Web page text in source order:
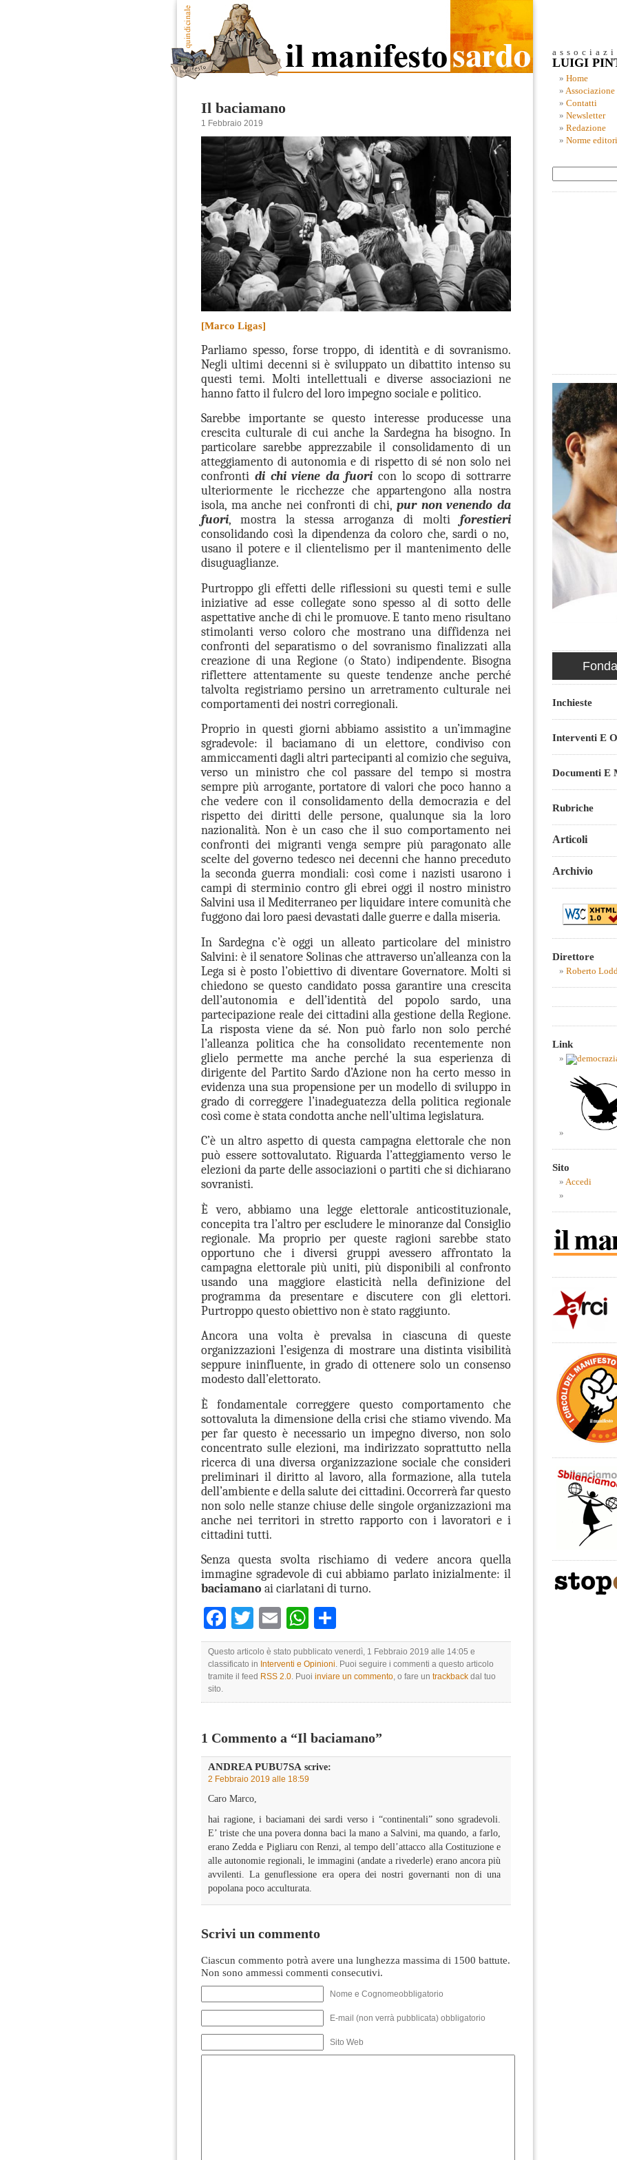
Il baciamano
1 Febbraio 2019
[Marco Ligas]
Parliamo spesso, forse troppo, di identità e di sovranismo.
Negli ultimi decenni si è sviluppato un dibattito intenso su
questi temi. Molti intellettuali e diverse associazioni ne
hanno fatto il fulcro del loro impegno sociale e politico.
Sarebbe importante se questo interesse producesse una
crescita culturale di cui anche la Sardegna ha bisogno. In
particolare sarebbe apprezzabile il consolidamento di un
atteggiamento di autonomia e di rispetto di sé non solo nei
confronti di chi viene da fuori con lo scopo di sottrarre
ulteriormente le ricchezze che appartengono alla nostra
isola, ma anche nei confronti di chi, pur non venendo da
fuori, mostra la stessa arroganza di molti forestieri
consolidando così la dipendenza da coloro che, sardi o no,
usano il potere e il clientelismo per il mantenimento delle
disuguaglianze.
Purtroppo gli effetti delle riflessioni su questi temi e sulle
iniziative ad esse collegate sono spesso al di sotto delle
aspettative anche di chi le promuove. E tanto meno risultano
stimolanti verso coloro che mostrano una diffidenza nei
confronti del separatismo o del sovranismo finalizzati alla
creazione di una Regione (o Stato) indipendente. Bisogna
riflettere attentamente su queste tendenze anche perché
talvolta registriamo persino un arretramento culturale nei
comportamenti dei nostri corregionali.
Proprio in questi giorni abbiamo assistito a un’immagine
sgradevole: il baciamano di un elettore, condiviso con
ammiccamenti dagli altri partecipanti al comizio che seguiva,
verso un ministro che col passare del tempo si mostra
sempre più arrogante, portatore di valori che poco hanno a
che vedere con il consolidamento della democrazia e del
rispetto dei diritti delle persone, qualunque sia la loro
nazionalità. Non è un caso che il suo comportamento nei
confronti dei migranti venga sempre più paragonato alle
scelte del governo tedesco nei decenni che hanno preceduto
la seconda guerra mondiali: così come i nazisti usarono i
campi di sterminio contro gli ebrei oggi il nostro ministro
Salvini usa il Mediterraneo per liquidare intere comunità che
fuggono dai loro paesi devastati dalle guerre e dalla miseria.
In Sardegna c’è oggi un alleato particolare del ministro
Salvini: è il senatore Solinas che attraverso un’alleanza con la
Lega si è posto l’obiettivo di diventare Governatore. Molti si
chiedono se questo candidato possa garantire una crescita
dell’autonomia e dell’identità del popolo sardo, una
partecipazione reale dei cittadini alla gestione della Regione.
La risposta viene da sé. Non può farlo non solo perché
l’alleanza politica che ha consolidato recentemente non
glielo permette ma anche perché la sua esperienza di
dirigente del Partito Sardo d’Azione non ha certo messo in
evidenza una sua propensione per un modello di sviluppo in
grado di correggere l’inadeguatezza della politica regionale
così come è stata condotta anche nell’ultima legislatura.
C’è un altro aspetto di questa campagna elettorale che non
può essere sottovalutato. Riguarda l’atteggiamento verso le
elezioni da parte delle associazioni o partiti che si dichiarano
sovranisti.
È vero, abbiamo una legge elettorale anticostituzionale,
concepita tra l’altro per escludere le minoranze dal Consiglio
regionale. Ma proprio per queste ragioni sarebbe stato
opportuno che i diversi gruppi avessero affrontato la
campagna elettorale più uniti, più disponibili al confronto
usando una maggiore elasticità nella definizione del
programma da presentare e discutere con gli elettori.
Purtroppo questo obiettivo non è stato raggiunto.
Ancora una volta è prevalsa in ciascuna di queste
organizzazioni l’esigenza di mostrare una distinta visibilità
seppure ininfluente, in grado di ottenere solo un consenso
modesto dall’elettorato.
È fondamentale correggere questo comportamento che
sottovaluta la dimensione della crisi che stiamo vivendo. Ma
per far questo è necessario un impegno diverso, non solo
concentrato sulle elezioni, ma indirizzato soprattutto nella
ricerca di una diversa organizzazione sociale che consideri
preliminari il diritto al lavoro, alla formazione, alla tutela
dell’ambiente e della salute dei cittadini. Occorrerà far questo
non solo nelle stanze chiuse delle singole organizzazioni ma
anche nei territori in stretto rapporto con i lavoratori e i
cittadini tutti.
Senza questa svolta rischiamo di vedere ancora quella
immagine sgradevole di cui abbiamo parlato inizialmente: il
baciamano ai ciarlatani di turno.
Facebook
TwitterEmailWhatsApp
Questo articolo è stato pubblicato venerdì, 1 Febbraio 2019 alle 14:05 e
classificato in Interventi e Opinioni. Puoi seguire i commenti a questo articolo
tramite il feed RSS 2.0. Puoi inviare un commento, o fare un trackback dal tuo
sito.
1 Commento a “Il baciamano”
ANDREA PUBU7SA scrive:
2 Febbraio 2019 alle 18:59
Caro Marco,
hai ragione, i baciamani dei sardi verso i “continentali” sono sgradevoli.
E’ triste che una povera donna baci la mano a Salvini, ma quando, a farlo,
erano Zedda e Pigliaru con Renzi, al tempo dell’attacco alla Costituzione e
alle autonomie regionali, le immagini (andate a rivederle) erano ancora più
avvilenti. La genuflessione era opera dei nostri governanti non di una
popolana poco acculturata.
Scrivi un commento
Ciascun commento potrà avere una lunghezza massima di 1500 battute.
Non sono ammessi commenti consecutivi.
Nome e Cognomeobbligatorio
E-mail (non verrà pubblicata) obbligatorio
Sito Web
LUIGI
Home
Associazione
Contatti
Newsletter
Redazione
Norme
Inchieste
Interventi E
Documenti E
Rubriche
Articoli
Archivio
Direttore
Roberto
Link
Sito
Accedi